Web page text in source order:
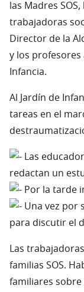
las Madres
trabajadoras
Director de la
y los profesores
Infancia.
Al Jardín de
tareas en el
Las
redactan un
Por la tarde
Una vez por
para discutir el
Las
familias SOS.
familiares